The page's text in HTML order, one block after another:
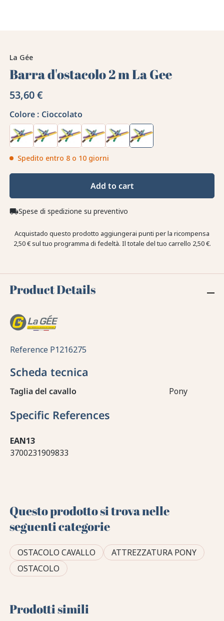
La Gée
Barra d'ostacolo 2 m La Gee
53,60 €
Colore : Cioccolato
Spedito entro 8 o 10 giorni
Add to cart
local_shippingSpese di spedizione su preventivo
Acquistado questo prodotto aggiungerai punti per la ricompensa
2,50 €sul tuo programma di fedeltà. Il totale del tuo carrello 2,50 €.
Product Details
Reference P1216275
Scheda tecnica
Taglia del cavallo Pony
Specific References
EAN13
3700231909833
Questo prodotto si trova nelle
seguenti categorie
OSTACOLO CAVALLO
ATTREZZATURA PONY
OSTACOLO
Prodotti simili